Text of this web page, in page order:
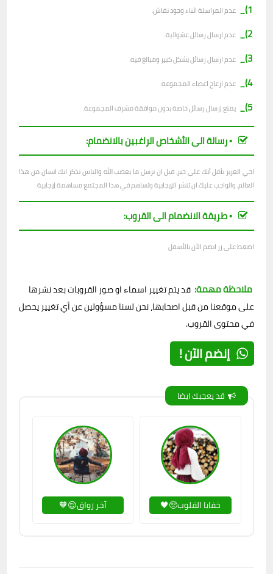
1)_
عدم المراسلة اثناء وجود نقاش.
2)_ عدم ارسال رسائل عشوائية.
3)_ عدم ارسال رسائل بشكل كبير ومبالغ فيه.
4)_ عدم ازعاج اعضاء المجموعة.
5)_ يمنع إرسال رسائل خاصة بدون موافقة مشرف المجموعة.
▪︎ رسالة الى الأشخاص الراغبين بالانضمام:
اخي العزيز نأمل أنك على خير، قبل ان ترسل ما يغضب الله والناس تذكر انك انسان من هذا
العالم، والواجب عليك ان تنشر الإيجابية وتساهم في هذا المجتمع مساهمة إيجابية.
▪︎ طريقة الانضمام الى القروب:
اضغط على زر انضم الآن بالأسفل
ملاحظة مهمة: قد يتم تغيير اسماء او صور القروبات بعد نشرها
على موقعنا من قبل اصحابها، نحن لسنا مسؤولين عن أي تغيير يحصل
في محتوى القروب.
إنضم الآن !
قد يعجبك ايضا
خفايا القلوب🥺🖤 آخر رواق😌🧡